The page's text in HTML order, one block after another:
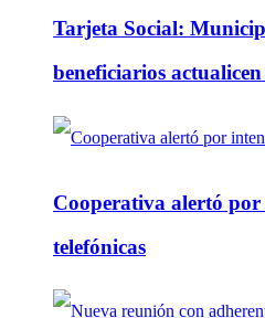
Tarjeta Social:
beneficiarios actualicen
Cooperativa alertó por
telefónicas